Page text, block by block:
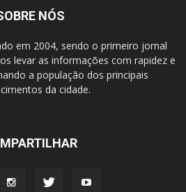
NÓS
em 2004, sendo o primeiro jornal
levar as informações com rapidez e
a população dos principais
da cidade.